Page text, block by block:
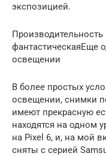
экспозицией.
фантастическаяЕще
освещении
В более простых
освещении, снимки
имеют прекрасную
находятся на одном
на Pixel 6, и, на мой
сняты с серией